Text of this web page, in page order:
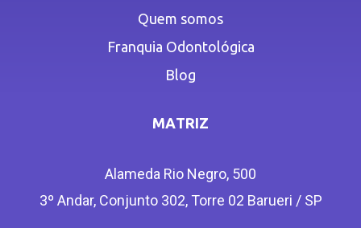
Quem somos
Franquia Odontológica
Blog
MATRIZ
Alameda Rio Negro, 500
3º Andar, Conjunto 302, Torre 02 Barueri / SP